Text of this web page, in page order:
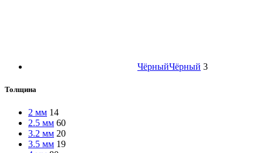
ЧёрныйЧёрный 3
Толщина
2 мм 14
2.5 мм 60
3.2 мм 20
3.5 мм 19